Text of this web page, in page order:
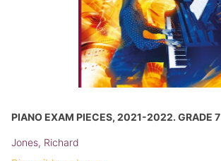
PIANO EXAM PIECES, 2021-2022. GRADE 7
Jones, Richard